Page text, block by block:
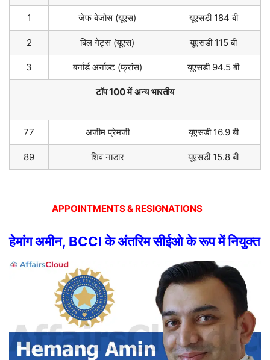
1 जेफ बेजोस(यूएस) यूएसडी184बी
2 बिल गेट्स(यूएस) यूएसडी115बी
3 बर्नार्ड अर्नाल्ट(फ्रांस) यूएसडी94.5बी
टॉप100में अन्य भारतीय
77 अजीम प्रेमजी यूएसडी16.9बी
89 शिव नाडार यूएसडी15.8बी
APPOINTMENTS & RESIGNATIONS
हेमांगअमीन, BCCIकेअंतरिमसीईओकेरूपमेंनियुक्त